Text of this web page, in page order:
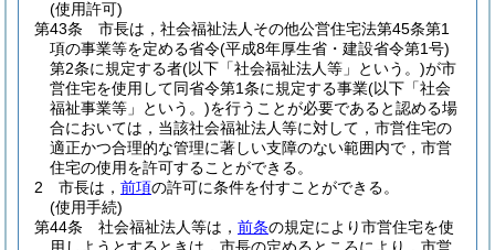
(使用許可)
第43条
市長は，社会福祉法人その他公営住宅法第45条第1
項の事業等を定める省令(平成8年厚生省・建設省令第1号)
第2条に規定する者(以下「社会福祉法人等」という。)が市
営住宅を使用して同省令第1条に規定する事業(以下「社会
福祉事業等」という。)を行うことが必要であると認める場
合においては，当該社会福祉法人等に対して，市営住宅の
適正かつ合理的な管理に著しい支障のない範囲内で，市営
住宅の使用を許可することができる。
2
市長は， 前項の許可に条件を付すことができる。
(使用手続)
第44条
社会福祉法人等は， 前条の規定により市営住宅を使